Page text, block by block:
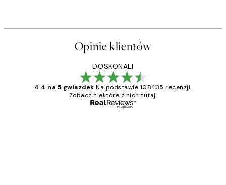
Opinie klientów
DOSKONALI
4.4 na 5 gwiazdek Na podstawie 108435 recenzji.
Zobacz niektóre z nich tutaj.